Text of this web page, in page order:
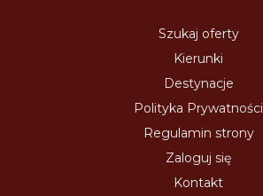
Szukaj oferty
Kierunki
Destynacje
Polityka Prywatności
Regulamin strony
Zaloguj się
Kontakt